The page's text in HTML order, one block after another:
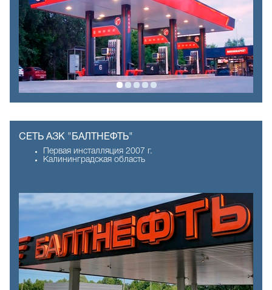
СЕТЬ АЗК "БАЛТНЕФТЬ"
Первая инсталляция 2007 г.
Калининградская область